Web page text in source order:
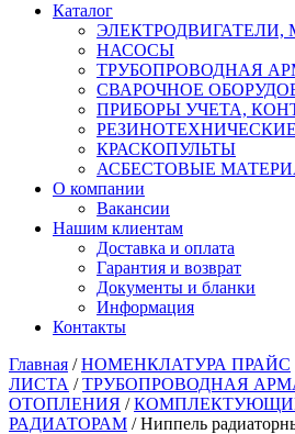
Каталог
ЭЛЕКТРОДВИГАТЕЛИ,
НАСОСЫ
ТРУБОПРОВОДНАЯ
СВАРОЧНОЕ
ПРИБОРЫ УЧЕТА,
КРАСКОПУЛЬТЫ
АСБЕСТОВЫЕ
О компании
Вакансии
Нашим клиентам
Доставка и оплата
Гарантия и возврат
Документы и бланки
Информация
Контакты
Главная /НОМЕНКЛАТУРА ПРАЙС
ЛИСТА /ТРУБОПРОВОДНАЯ
ОТОПЛЕНИЯ /
РАДИАТОРАМ / Ниппель